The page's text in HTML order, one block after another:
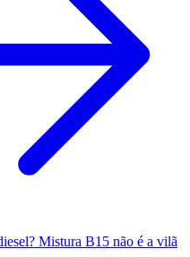
Mistura B15 não é a vilã